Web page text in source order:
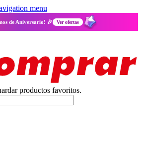
menu
de Aniversario! 🎉 Ver ofertas
productos favoritos.